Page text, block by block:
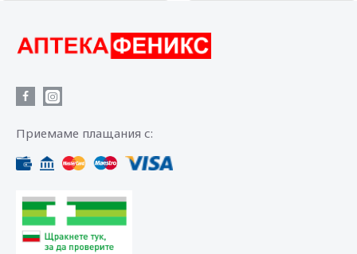
Приемаме плащания с: